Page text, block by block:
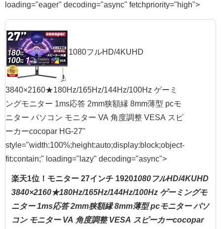
loading="eager" decoding="async" fetchpriority="high">
1080フルHD/4KUHD
3840×2160★180Hz/165Hz/144Hz/100Hz ゲーミ
ングモニター 1ms応答 2mm狭額縁 8mm薄型 pcモ
ニター パソコン モニター VA 角度調整 VESA スピ
ーカーcocopar HG-27"
style="width:100%;height:auto;display:block;object-
fit:contain;" loading="lazy" decoding="async">
楽天1位！モニター 27インチ 19201080フルHD/4KUHD
3840×2160★180Hz/165Hz/144Hz/100Hz ゲーミングモ
ニター 1ms応答 2mm狭額縁 8mm薄型 pcモニター パソ
コン モニター VA 角度調整 VESA スピーカーcocopar